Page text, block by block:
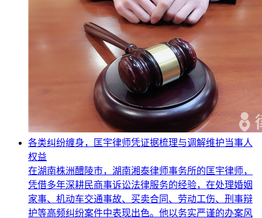
各类纠纷缠身，匡宇律师凭证据梳理与调解维护当事人
权益
在湖南株洲醴陵市，湖南湘泰律师事务所的匡宇律师，
凭借多年深耕民商事诉讼法律服务的经验，在处理婚姻
家事、机动车交通事故、买卖合同、劳动工伤、刑事辩
护等高频纠纷案件中表现出色。他以务实严谨的办案风